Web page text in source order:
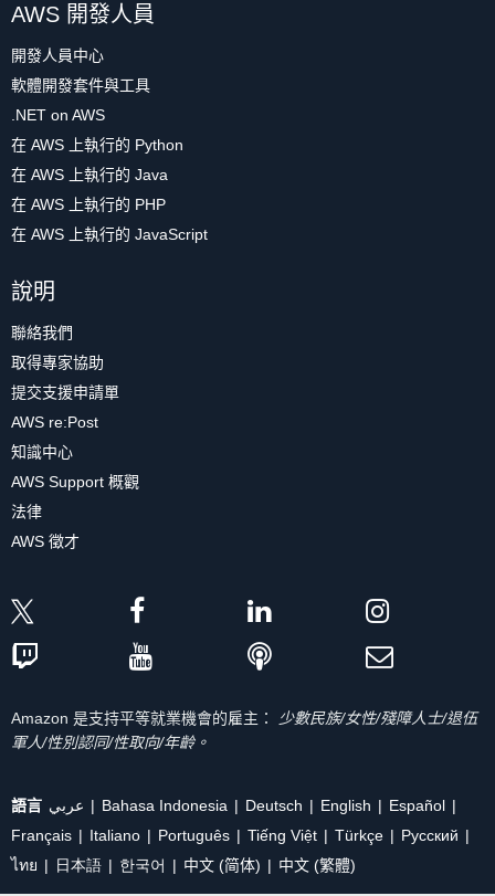
AWS 開發人員
開發人員中心
軟體開發套件與工具
.NET on AWS
在 AWS 上執行的 Python
在 AWS 上執行的 Java
在 AWS 上執行的 PHP
在 AWS 上執行的 JavaScript
說明
聯絡我們
取得專家協助
提交支援申請單
AWS re:Post
知識中心
AWS Support 概觀
法律
AWS 徵才
Amazon 是支持平等就業機會的雇主：
少數民族/女性/殘障人士/退伍
軍人/性別認同/性取向/年齡。
語言 عربي Bahasa Indonesia Deutsch English
Español
Français
Italiano Português Tiếng Việt Türkçe
Ρусский
ไทย
日本語 한국어 中文 (简体) 中文 (繁體)